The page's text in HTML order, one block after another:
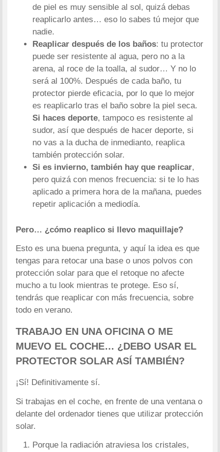
de piel es muy sensible al sol, quizá debas
reaplicarlo antes… eso lo sabes tú mejor que
nadie.
Reaplicar después de los baños: tu protector
puede ser resistente al agua, pero no a la
arena, al roce de la toalla, al sudor… Y no lo
será al 100%. Después de cada baño, tu
protector pierde eficacia, por lo que lo mejor
es reaplicarlo tras el baño sobre la piel seca.
Si haces deporte, tampoco es resistente al
sudor, así que después de hacer deporte, si
no vas a la ducha de inmedianto, reaplica
también protección solar.
Si es invierno, también hay que reaplicar,
pero quizá con menos frecuencia: si te lo has
aplicado a primera hora de la mañana, puedes
repetir aplicación a mediodía.
Pero… ¿cómo reaplico si llevo maquillaje?
Esto es una buena pregunta, y aquí la idea es que
tengas para retocar una base o unos polvos con
protección solar para que el retoque no afecte
mucho a tu look mientras te protege. Eso sí,
tendrás que reaplicar con más frecuencia, sobre
todo en verano.
TRABAJO EN UNA OFICINA O ME
MUEVO EL COCHE… ¿DEBO USAR EL
PROTECTOR SOLAR ASÍ TAMBIÉN?
¡Sí! Definitivamente sí.
Si trabajas en el coche, en frente de una ventana o
delante del ordenador tienes que utilizar protección
solar.
Porque la radiación atraviesa los cristales,